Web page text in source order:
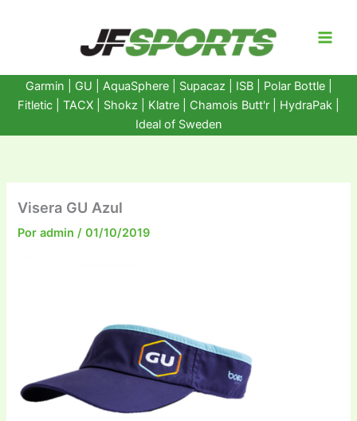
Garmin GU AquaSphere| Supacaz | ISB | Polar Bottle|
Fitletic
TACX Shokz Klatre Chamois Butt'r HydraPak
Ideal of Sweden
Visera GU Azul
Poradmin/01/10/2019